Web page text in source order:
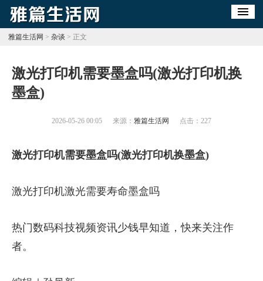
雅篇生活网 > 杂谈 > 正文
​激光打印机需要墨盒吗(激光打印机换
墨盒)
2026-05-26 00:05 来源： 雅篇生活网 点击： 227
激光打印机需要墨盒吗(激光打印机换墨盒)
激光打印机激光需要寿命墨盒吗
热门数码科技视频资讯少钱早知道，快来关注作
者。